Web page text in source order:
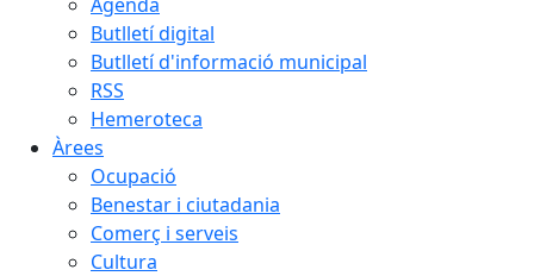
Butlletí digital
Butlletí d'informació municipal
RSS
Hemeroteca
Àrees
Ocupació
Benestar i ciutadania
Comerç i serveis
Cultura